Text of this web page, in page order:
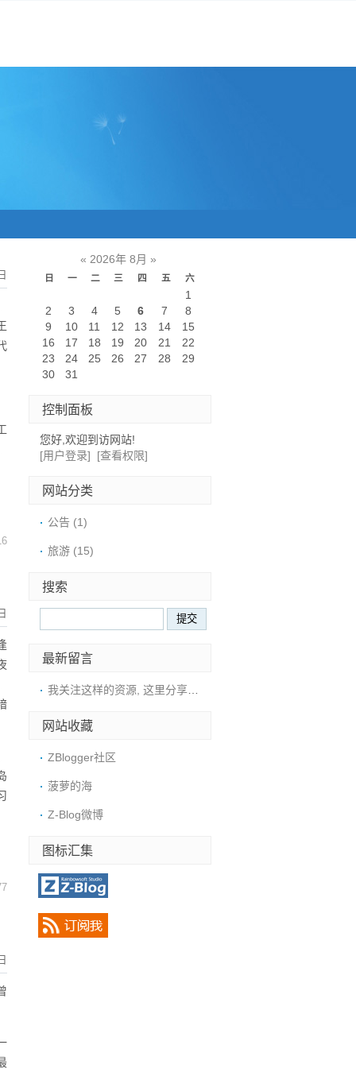
« 2026年 8月 »
日 一 二 三 四 五 六
1
2
3 4 5 6 7
8
9
10 11 12 13 14
15
16
17 18 19 20 21
22
23
24 25 26 27 28
29
30
31
控制面板
您好,欢迎到访网站!
[用户登录]
[查看权限]
网站分类
公告 (1)
旅游 (15)
搜索
最新留言
网站收藏
ZBlogger社区
菠萝的海
Z-Blog微博
图标汇集